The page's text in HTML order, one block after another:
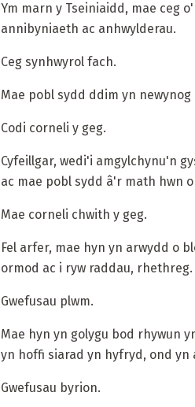
Ym marn y Tseiniaidd, mae ceg
annibyniaeth ac anhwylderau.
Ceg synhwyrol fach.
Mae pobl sydd ddim yn
Codi corneli y geg.
Cyfeillgar, wedi'i amgylchynu'n
ac mae pobl sydd â'r math hwn
Mae corneli chwith y geg.
Fel arfer, mae hyn yn arwydd o
ormod ac i ryw raddau, rhethreg.
Gwefusau plwm.
Mae hyn yn golygu bod rhywun
yn hoffi siarad yn hyfryd, ond yn
Gwefusau byrion.